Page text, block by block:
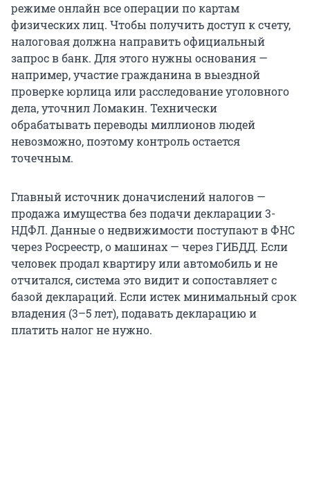
режиме онлайн все операции по картам
физических лиц. Чтобы получить доступ к счету,
налоговая должна направить официальный
запрос в банк. Для этого нужны основания —
например, участие гражданина в выездной
проверке юрлица или расследование уголовного
дела, уточнил Ломакин. Технически
обрабатывать переводы миллионов людей
невозможно, поэтому контроль остается
точечным.
Главный источник доначислений налогов —
продажа имущества без подачи декларации 3-
НДФЛ. Данные о недвижимости поступают в ФНС
через Росреестр, о машинах — через ГИБДД. Если
человек продал квартиру или автомобиль и не
отчитался, система это видит и сопоставляет с
базой деклараций. Если истек минимальный срок
владения (3–5 лет), подавать декларацию и
платить налог не нужно.